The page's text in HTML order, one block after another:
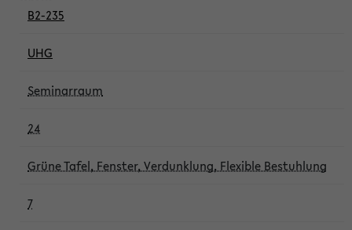
B2-235
UHG
Seminarraum
24
Grüne Tafel, Fenster, Verdunklung, Flexible Bestuhlung
7